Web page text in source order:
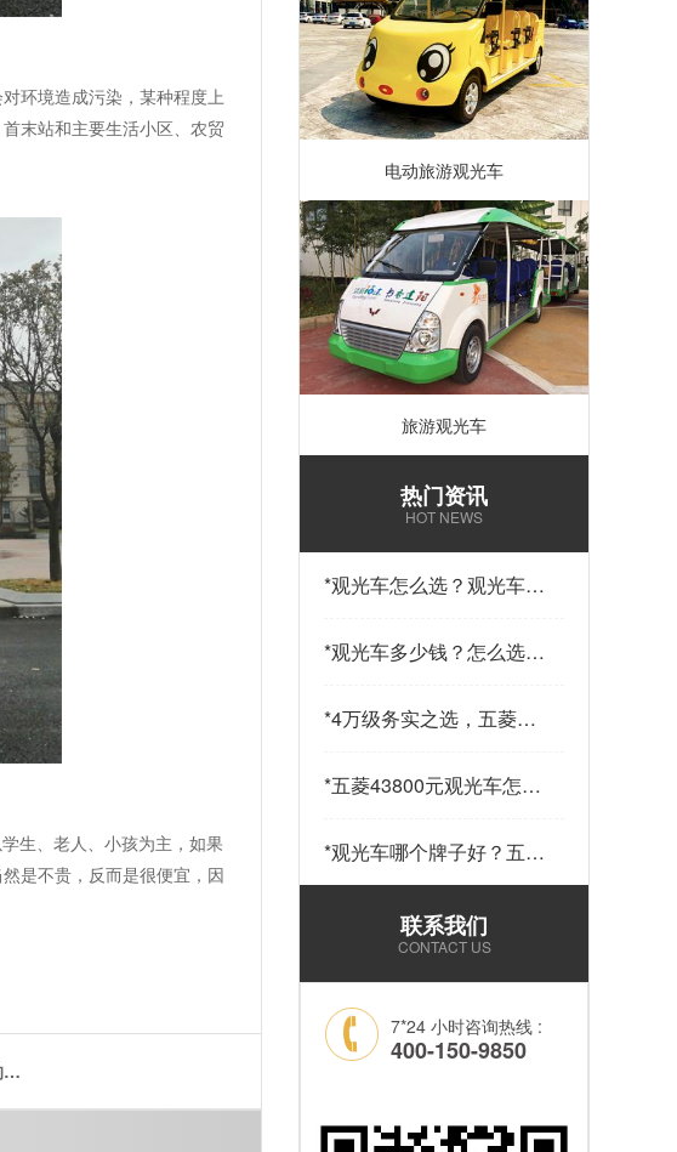
环境造成污染，某种程度上
末站和主要生活小区、农贸
生、老人、小孩为主，如果
是不贵，反而是很便宜，因
电动旅游观光车
旅游观光车
热门资讯
HOT NEWS
*观光车怎么选？观光车多
14座观光车——购车指南
请查收…
*观光车多少钱？怎么选？
答案…
*4万级务实之选，五菱
与性价比…
*五菱43800元观光车怎么
一公里”接驳更舒心！…
*观光车哪个牌子好？五菱
43800元14座锂电观光车
——选靠谱品牌，看质量
和耐用就够了！…
联系我们
CONTACT US
7*24 小时咨询热线 :
400-150-9850